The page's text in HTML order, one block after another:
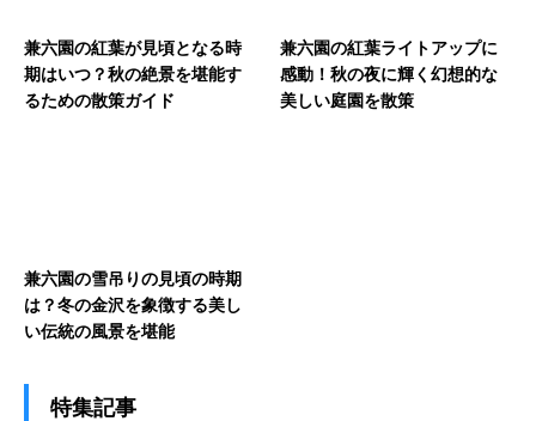
兼六園の紅葉が見頃となる時
期はいつ？秋の絶景を堪能す
るための散策ガイド
兼六園の紅葉ライトアップに
感動！秋の夜に輝く幻想的な
美しい庭園を散策
兼六園の雪吊りの見頃の時期
は？冬の金沢を象徴する美し
い伝統の風景を堪能
特集記事